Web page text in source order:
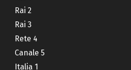
Rai 2
Rai 3
Rete 4
Canale 5
Italia 1